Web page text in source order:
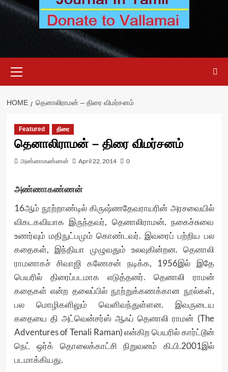
Menu
HOME தெனாலிராமன் – திரை விமர்சனம்
Featured திரை
தெனாலிராமன் – திரை விமர்சனம்
அண்ணாகண்ணன் April 22, 2014 0
அண்ணாகண்ணன்
16ஆம் நூற்றாண்டில் கிருஷ்ணதேவராயரின் அரசவையில்
விகடகவியாக இருந்தவர், தெனாலிராமன். நகைச்சுவை
உணர்வும் மதிநுட்பமும் கொண்டவர். இவரைப் பற்றிய பல
கதைகள், இந்தியா முழுவதும் உலவுகின்றன. தெனாலி
ராமனாகச் சிவாஜி கணேசன் நடிக்க, 1956இல் இதே
பெயரில் திரைப்படமாக எடுத்தனர். தெனாலி ராமன்
கதைகள் என்ற தலைப்பில் நூற்றுக்கணக்கான நூல்கள்,
பல மொழிகளிலும் வெளிவந்துள்ளன. இவருடைய
கதையை தி அட்வென்சர்ஸ் ஆஃப் தெனாலி ராமன் (The
Adventures of Tenali Raman) என்கிற பெயரில் கார்ட்டூன்
நெட் ஒர்க் தொலைக்காட்சி நிறுவனம் கி.பி.2001இல்
படமாக்கியது.